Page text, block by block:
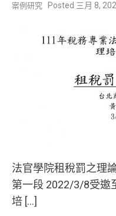
案例研究
三月 8,
法官學院租稅罰之理
第一段 2022/3/8受邀
培 […]